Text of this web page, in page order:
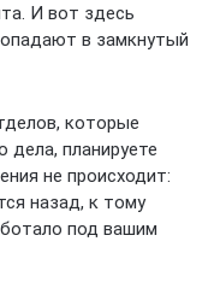
И вот здесь
в замкнутый
которые
дела, планируете
не происходит:
назад, к тому
под вашим